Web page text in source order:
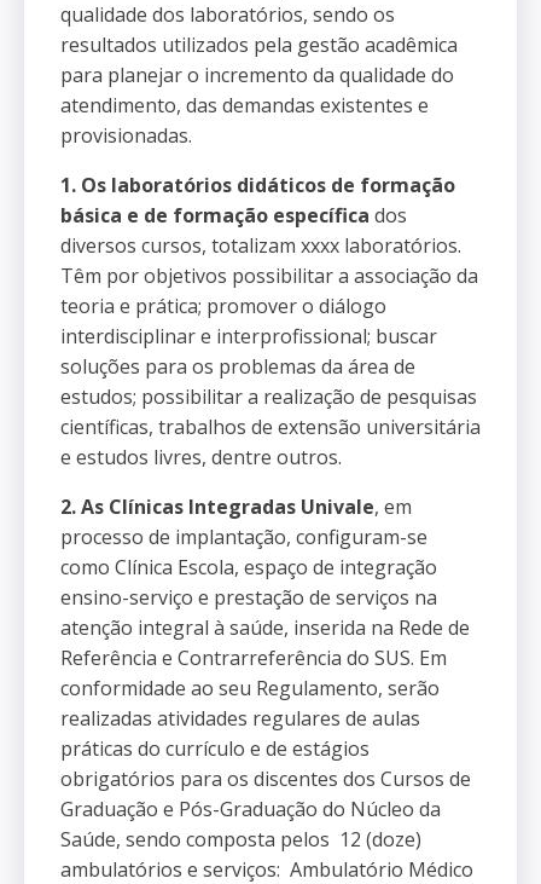
qualidade dos laboratórios, sendo os
resultados utilizados pela gestão acadêmica
para planejar o incremento da qualidade do
atendimento, das demandas existentes e
provisionadas.
1. Os laboratórios didáticos de formação
básica e de formação específica dos
diversos cursos, totalizam xxxx laboratórios.
Têm por objetivos possibilitar a associação da
teoria e prática; promover o diálogo
interdisciplinar e interprofissional; buscar
soluções para os problemas da área de
estudos; possibilitar a realização de pesquisas
científicas, trabalhos de extensão universitária
e estudos livres, dentre outros.
2. As Clínicas Integradas Univale, em
processo de implantação, configuram-se
como Clínica Escola, espaço de integração
ensino-serviço e prestação de serviços na
atenção integral à saúde, inserida na Rede de
Referência e Contrarreferência do SUS. Em
conformidade ao seu Regulamento, serão
realizadas atividades regulares de aulas
práticas do currículo e de estágios
obrigatórios para os discentes dos Cursos de
Graduação e Pós-Graduação do Núcleo da
Saúde, sendo composta pelos 12 (doze)
ambulatórios e serviços: Ambulatório Médico